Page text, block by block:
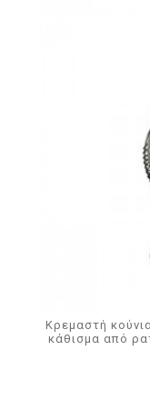
Κρεμαστή
κάθισμα από